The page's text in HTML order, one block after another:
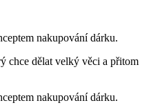
nakupování dárku.
chce dělat velký věci a přitom
nakupování dárku.